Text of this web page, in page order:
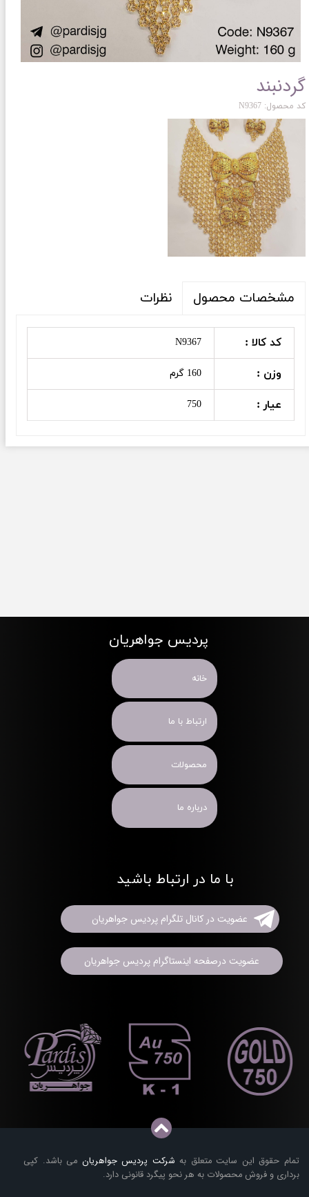
گردنبند
کد محصول: N9367
مشخصات محصول نظرات
کد کالا : N9367
وزن : 160 گرم
عیار : 750
تمام حقوق این سایت متعلق به شرکت پردیس جواهریان می باشد. کپی
برداری و فروش محصولات به هر نحو پیگرد قانونی دارد.
پردیس جواهریان
خانه
ارتباط با ما
محصولات
درباره ما
با ما در ارتباط باشید
عضویت در کانال تلگرام پردیس جواهریان
عضویت درصفحه اینستاگرام پردیس جواهریان